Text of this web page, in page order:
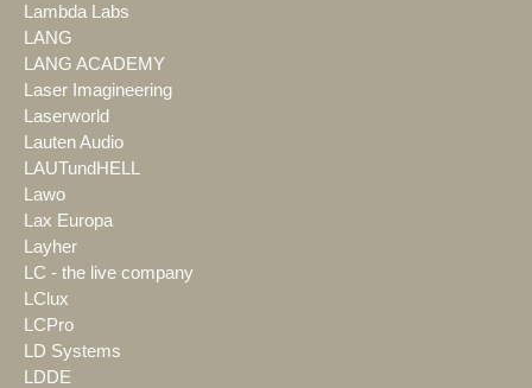
Lambda Labs
LANG
LANG ACADEMY
Laser Imagineering
Laserworld
Lauten Audio
LAUTundHELL
Lawo
Lax Europa
Layher
LC - the live company
LClux
LCPro
LD Systems
LDDE